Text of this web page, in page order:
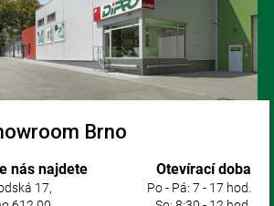
Brno
nás najdete
17,
Otevírací doba
Po - Pá: 7 - 17 hod.